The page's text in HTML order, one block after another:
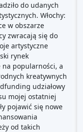
do udanych
Włochy:
w obszarze
zwracają się do
artystyczne
rynek
popularności, a
kreatywnych
udziałowy
mojej ostatniej
pojawić się nowe
od takich